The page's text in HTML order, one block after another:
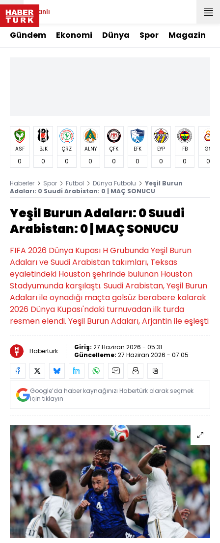
Canlı
Gündem Ekonomi Dünya Spor Magazin
ASF
0
BJK
0
ÇRZ
0
ALNY
0
ÇFK
0
EFK
0
EYP
0
FB
0
GS
0
Haberler Spor Futbol Dünya Futbolu
Yeşil Burun
Adaları: 0 Suudi Arabistan: 0 | MAÇ SONUCU
Yeşil Burun Adaları: 0 Suudi
Arabistan: 0 | MAÇ SONUCU
FIFA 2026 Dünya Kupası H Grubunda Yeşil Burun
Adaları ve Suudi Arabistan takımları, Teksas
eyaletindeki Houston şehrinde bulunan Houston
Stadyumunda karşılaştı. Suudi Arabistan, Yeşil Burun
Adaları ile oynadığı maçta golsüz berabere kalarak
2026 Dünya Kupası'ndaki turnuvadan ilk turda
resmen elendi. Yeşil Burun Adaları, Arjantin ile eşleşti
Habertürk Giriş: 27 Haziran 2026 - 05:31
Güncelleme: 27 Haziran 2026 - 07:05
Google’da haber kaynağınızı Habertürk olarak seçmek
için tıklayın